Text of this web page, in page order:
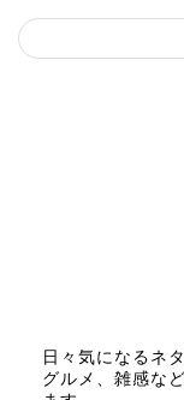
日々気になるネ
グルメ、雑感な